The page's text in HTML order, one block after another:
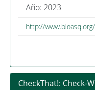
Año: 2023
http://
CheckThat!: Check-